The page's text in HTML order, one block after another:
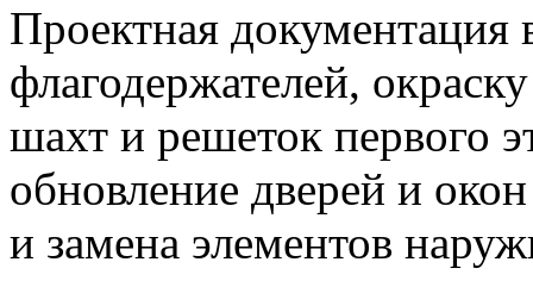
Проектная документация
флагодержателей,
шахт и решеток первого
обновление дверей и
и замена элементов